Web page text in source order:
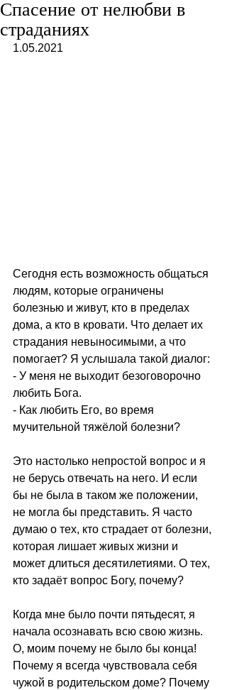
Спасение от нелюбви в
страданиях
1.05.2021
Сегодня есть возможность общаться
людям, которые ограничены
болезнью и живут, кто в пределах
дома, а кто в кровати. Что делает их
страдания невыносимыми, а что
помогает? Я услышала такой диалог:
- У меня не выходит безоговорочно
любить Бога.
- Как любить Его, во время
мучительной тяжёлой болезни?
Это настолько непростой вопрос и я
не берусь отвечать на него. И если
бы не была в таком же положении,
не могла бы представить. Я часто
думаю о тех, кто страдает от болезни,
которая лишает живых жизни и
может длиться десятилетиями. О тех,
кто задаёт вопрос Богу, почему?
Когда мне было почти пятьдесят, я
начала осознавать всю свою жизнь.
О, моим почему не было бы конца!
Почему я всегда чувствовала себя
чужой в родительском доме? Почему